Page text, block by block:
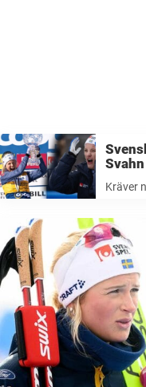
om:
Kräver